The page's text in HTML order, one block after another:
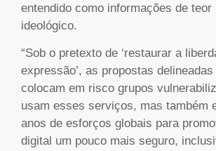
entendido como informações de teor
ideológico.
“Sob o pretexto de ‘restaurar a
expressão’, as propostas
colocam em risco grupos
usam esses serviços, mas também
anos de esforços globais para
digital um pouco mais seguro,